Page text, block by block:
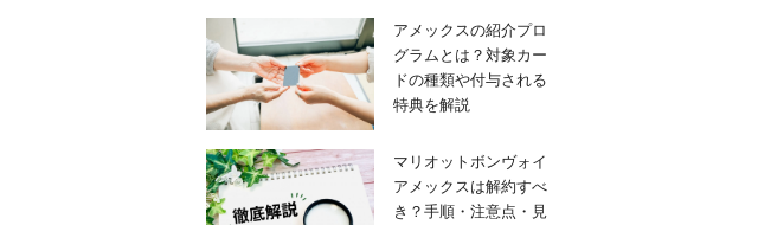
アメックスの紹介プロ
グラムとは？対象カー
ドの種類や付与される
特典を解説
マリオットボンヴォイ
アメックスは解約すべ
き？手順・注意点・見